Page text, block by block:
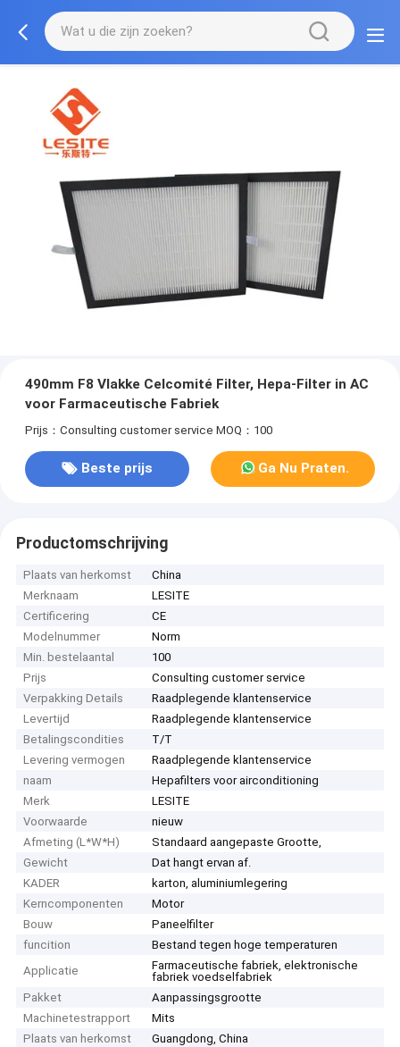
490mm F8 Vlakke Celcomité Filter, Hepa-Filter in AC
voor Farmaceutische Fabriek
Prijs：Consulting customer service MOQ：100
Beste prijs Ga Nu Praten.
Productomschrijving
Plaats van herkomst
China
Merknaam
LESITE
Certificering
CE
Modelnummer
Norm
Min. bestelaantal
100
Prijs
Consulting customer service
Verpakking Details
Raadplegende klantenservice
Levertijd
Raadplegende klantenservice
Betalingscondities
T/T
Levering vermogen
Raadplegende klantenservice
naam
Hepafilters voor airconditioning
Merk
LESITE
Voorwaarde
nieuw
Afmeting (L*W*H)
Standaard aangepaste Grootte,
Gewicht
Dat hangt ervan af.
KADER
karton, aluminiumlegering
Kerncomponenten
Motor
Bouw
Paneelfilter
funcition
Bestand tegen hoge temperaturen
Applicatie
Farmaceutische fabriek, elektronische
fabriek voedselfabriek
Pakket
Aanpassingsgrootte
Machinetestrapport
Mits
Plaats van herkomst
Guangdong, China